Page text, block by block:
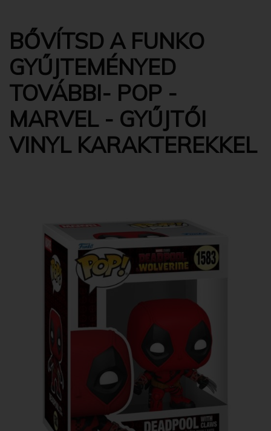
BŐVÍTSD A FUNKO
GYŰJTEMÉNYED
TOVÁBBI- POP -
MARVEL - GYŰJTŐI
VINYL KARAKTEREKKEL